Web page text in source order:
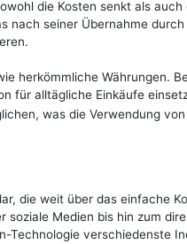
die Kosten senkt als auch
nach seiner Übernahme
herkömmliche Währungen.
für alltägliche Einkäufe
was die Verwendung
die weit über das einfache
soziale Medien bis hin zum
Technologie verschiedenste